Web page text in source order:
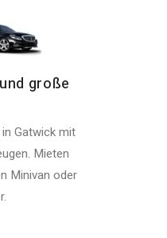
große
Gatwick mit
Mieten
Minivan oder